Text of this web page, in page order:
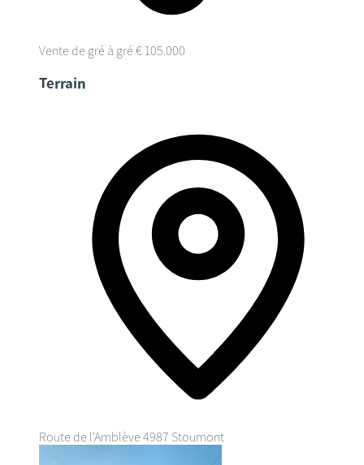
Vente de gré à gré € 105.000
Terrain
Route de l'Amblève 4987 Stoumont